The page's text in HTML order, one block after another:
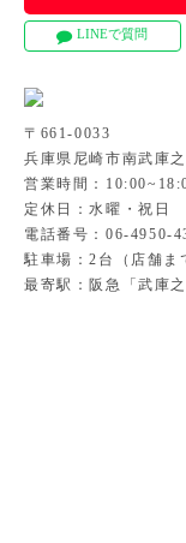
〒661-0033
兵庫県尼崎市南武庫
営業時間：
定休日：水曜・祝日
電話番号：06-4950-
駐車場：2台（店舗ま
最寄駅：阪急「武庫
LINEで質問